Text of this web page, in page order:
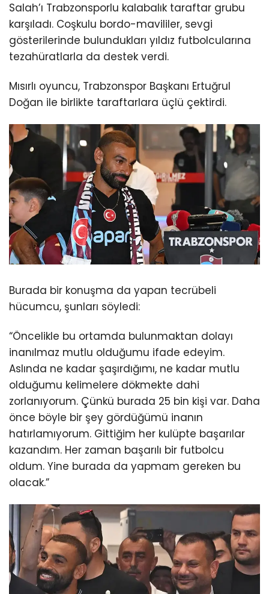
Salah’ı Trabzonsporlu kalabalık taraftar grubu
karşıladı. Coşkulu bordo-mavililer, sevgi
gösterilerinde bulundukları yıldız futbolcularına
tezahüratlarla da destek verdi.
Mısırlı oyuncu, Trabzonspor Başkanı Ertuğrul
Doğan ile birlikte taraftarlara üçlü çektirdi.
Burada bir konuşma da yapan tecrübeli
hücumcu, şunları söyledi:
“Öncelikle bu ortamda bulunmaktan dolayı
inanılmaz mutlu olduğumu ifade edeyim.
Aslında ne kadar şaşırdığımı, ne kadar mutlu
olduğumu kelimelere dökmekte dahi
zorlanıyorum. Çünkü burada 25 bin kişi var. Daha
önce böyle bir şey gördüğümü inanın
hatırlamıyorum. Gittiğim her kulüpte başarılar
kazandım. Her zaman başarılı bir futbolcu
oldum. Yine burada da yapmam gereken bu
olacak.”